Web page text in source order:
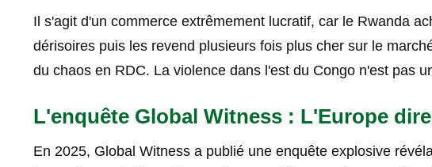
Il s'agit d'un commerce extrêmement lucratif, car le Rwanda
dérisoires puis les revend plusieurs fois plus cher sur le
du chaos en RDC. La violence dans l'est du Congo n'est pas
L'enquête Global Witness : L'Europe
En 2025, Global Witness a publié une enquête explosive